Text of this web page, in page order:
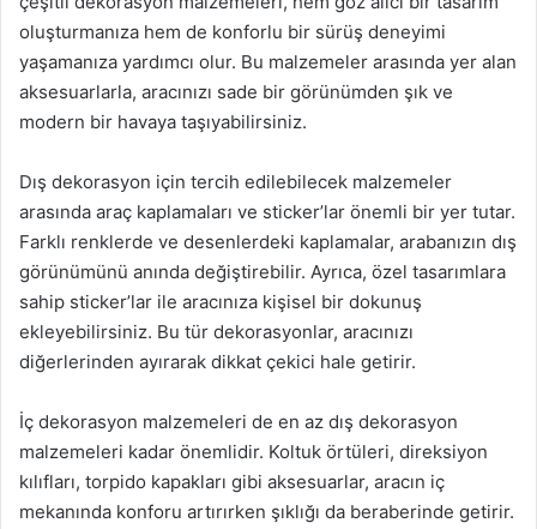
oluşturmanıza hem de konforlu bir sürüş deneyimi
yaşamanıza yardımcı olur. Bu malzemeler arasında yer alan
aksesuarlarla, aracınızı sade bir görünümden şık ve
modern bir havaya taşıyabilirsiniz.
Dış dekorasyon için tercih edilebilecek malzemeler
arasında araç kaplamaları ve sticker’lar önemli bir yer tutar.
Farklı renklerde ve desenlerdeki kaplamalar, arabanızın dış
görünümünü anında değiştirebilir. Ayrıca, özel tasarımlara
sahip sticker’lar ile aracınıza kişisel bir dokunuş
ekleyebilirsiniz. Bu tür dekorasyonlar, aracınızı
diğerlerinden ayırarak dikkat çekici hale getirir.
İç dekorasyon malzemeleri de en az dış dekorasyon
malzemeleri kadar önemlidir. Koltuk örtüleri, direksiyon
kılıfları, torpido kapakları gibi aksesuarlar, aracın iç
mekanında konforu artırırken şıklığı da beraberinde getirir.